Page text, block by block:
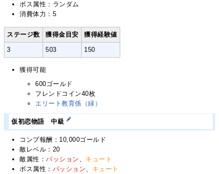
ボス属性：ランダム
消費体力：5
ステージ数 獲得金目安 獲得経験値
3 503 150
獲得可能
600ゴールド
フレンドコイン40枚
エリート教育係（緑）
仮初恋物語 中級
コンプ報酬：10,000ゴールド
敵レベル：20
敵属性：パッション
キュート
ボス属性： パッション
キュート